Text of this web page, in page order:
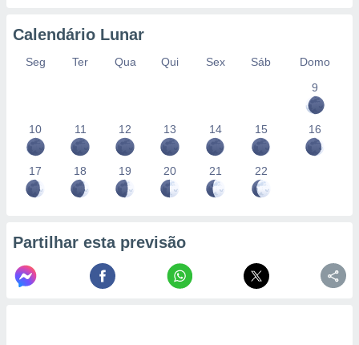
Calendário Lunar
Seg Ter Qua Qui Sex Sáb
Domo
9
10 11 12 13 14 15 16
17 18 19 20 21 22
Partilhar esta previsão